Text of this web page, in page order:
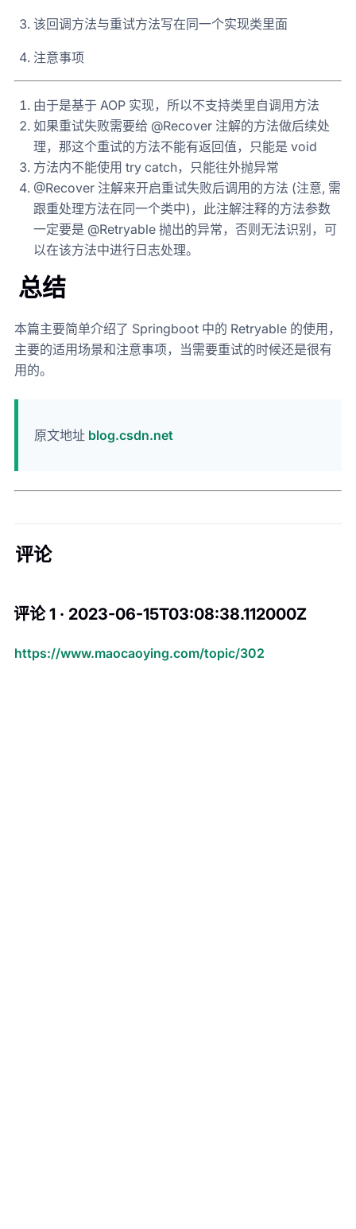
该回调方法与重试方法写在同一个实现类里面
注意事项
由于是基于 AOP 实现，所以不支持类里自调用方法
如果重试失败需要给 @Recover 注解的方法做后续处
理，那这个重试的方法不能有返回值，只能是 void
方法内不能使用 try catch，只能往外抛异常
@Recover 注解来开启重试失败后调用的方法 (注意, 需
跟重处理方法在同一个类中)，此注解注释的方法参数
一定要是 @Retryable 抛出的异常，否则无法识别，可
以在该方法中进行日志处理。
总结
本篇主要简单介绍了 Springboot 中的 Retryable 的使用，
主要的适用场景和注意事项，当需要重试的时候还是很有
用的。
原文地址 blog.csdn.net
评论
评论 1 · 2023-06-15T03:08:38.112000Z
https://www.maocaoying.com/topic/302